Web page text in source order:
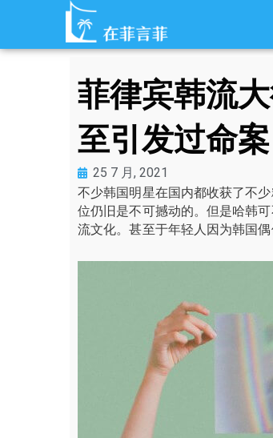
内
菲律宾韩流
至引发过命案
25 7 月, 2021
不少韩国明星在国内都收获了不
位仍旧是不可撼动的。但是哈韩
流文化。甚至于年轻人因为韩国